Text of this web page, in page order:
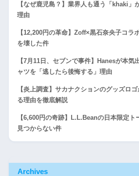
【なぜ鹿児島？】業界人も通う「khaki」
理由
【12,200円の革命】Zoff×黒石奈央子コラ
を壊した件
【7月11日、セブンで事件】Hanesが本気
ャツを「逃したら後悔する」理由
【炎上調査】サカナクションのグッズロ
る理由を徹底解説
【6,600円の奇跡】L.L.Beanの日本限定ト
見つからない件
Archives